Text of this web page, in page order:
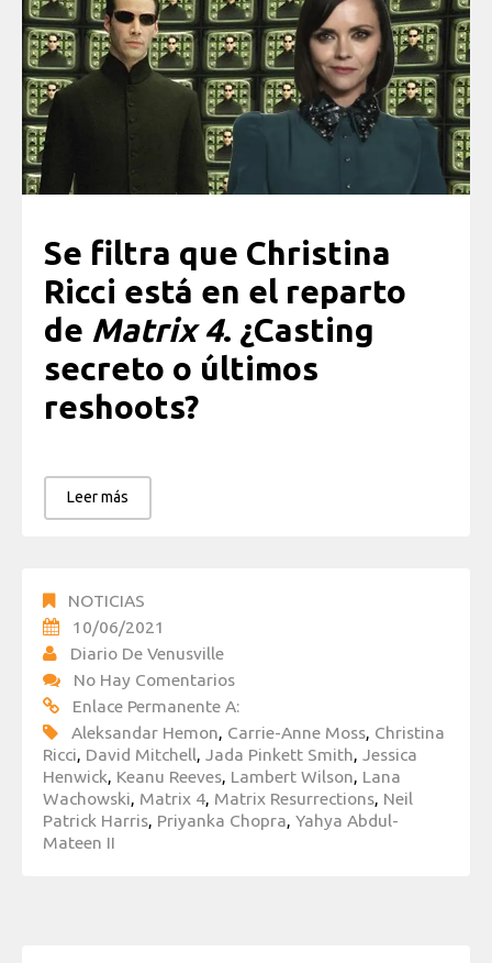
Se filtra que Christina
Ricci está en el reparto
de Matrix 4. ¿Casting
secreto o últimos
reshoots?
Leer más
NOTICIAS
10/06/2021
Diario De Venusville
No Hay Comentarios
Enlace Permanente A:
Aleksandar Hemon, Carrie-Anne Moss, Christina
Ricci, David Mitchell, Jada Pinkett Smith, Jessica
Henwick, Keanu Reeves, Lambert Wilson, Lana
Wachowski, Matrix 4, Matrix Resurrections, Neil
Patrick Harris, Priyanka Chopra, Yahya Abdul-
Mateen II